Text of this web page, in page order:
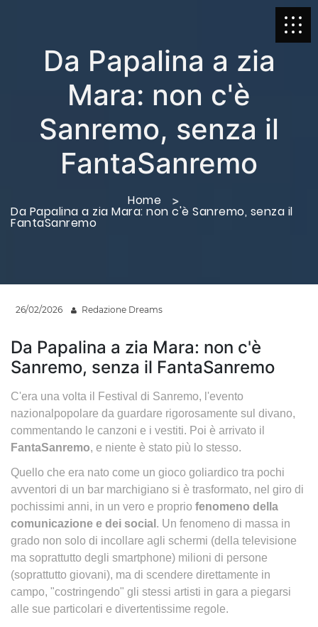
Da Papalina a zia
Mara: non c'è
Sanremo, senza il
FantaSanremo
Home
Da Papalina a zia Mara: non c'è Sanremo, senza il
FantaSanremo
26/02/2026 Redazione Dreams
Da Papalina a zia Mara: non c'è
Sanremo, senza il FantaSanremo
C'era una volta il Festival di Sanremo, l'evento
nazionalpopolare da guardare rigorosamente sul divano,
commentando le canzoni e i vestiti. Poi è arrivato il
FantaSanremo, e niente è stato più lo stesso.
Quello che era nato come un gioco goliardico tra pochi
avventori di un bar marchigiano si è trasformato, nel giro di
pochissimi anni, in un vero e proprio fenomeno della
comunicazione e dei social . Un fenomeno di massa in
grado non solo di incollare agli schermi (della televisione
ma soprattutto degli smartphone) milioni di persone
(soprattutto giovani), ma di scendere direttamente in
campo, "costringendo" gli stessi artisti in gara a piegarsi
alle sue particolari e divertentissime regole.